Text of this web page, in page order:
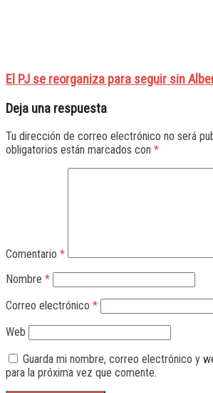
El PJ se reorganiza para seguir sin
Deja una respuesta
Tu dirección de correo electrónico no será
obligatorios están marcados con *
Comentario *
Nombre *
Correo electrónico *
Web
Guarda mi nombre, correo electrónico y
para la próxima vez que comente.